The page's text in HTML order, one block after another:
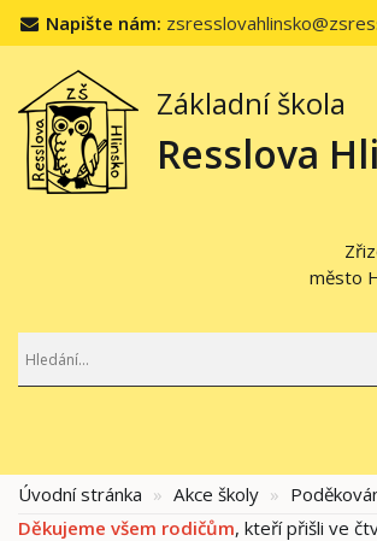
Napište nám:
Základní škola
Resslova
město
Úvodní stránka Akce školy
Děkujeme všem rodičům, kteří přišli ve